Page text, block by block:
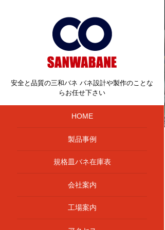
安全と品質の三和バネ バネ設計や製作のことな
らお任せ下さい
HOME
製品事例
規格皿バネ在庫表
会社案内
工場案内